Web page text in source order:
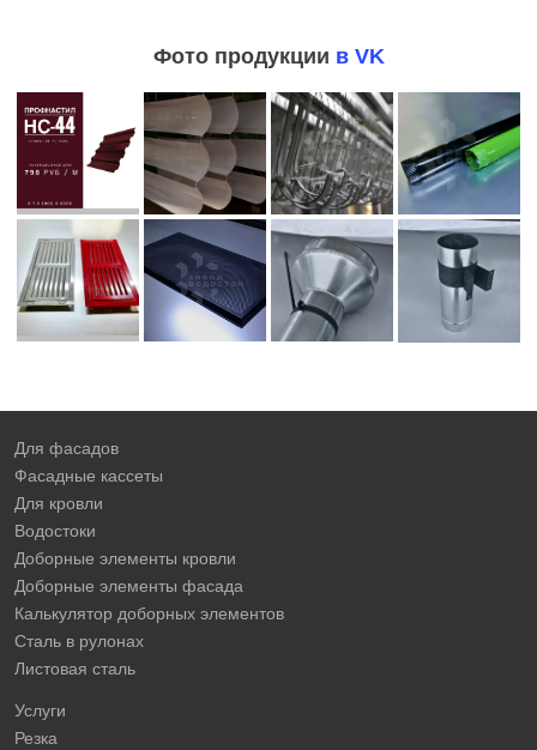
Фото продукции в VK
Для фасадов
Фасадные кассеты
Для кровли
Водостоки
Доборные элементы кровли
Доборные элементы фасада
Калькулятор доборных элементов
Сталь в рулонах
Листовая сталь
Услуги
Резка